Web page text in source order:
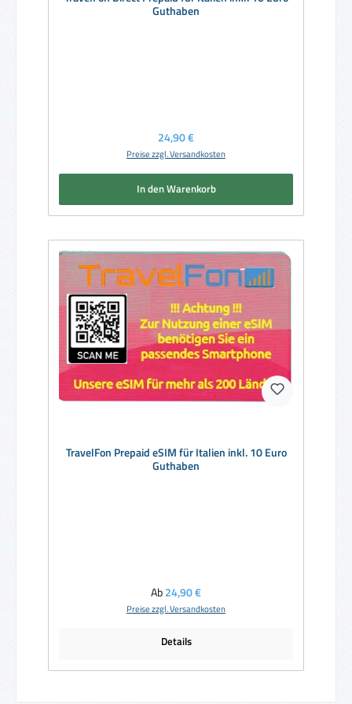
Guthaben
Regulärer Preis:
24,90 €
Preise zzgl. Versandkosten
In den Warenkorb
TravelFon Prepaid eSIM für Italien inkl. 10 Euro
Guthaben
Regulärer Preis:
Ab24,90 €
Preise zzgl. Versandkosten
Details